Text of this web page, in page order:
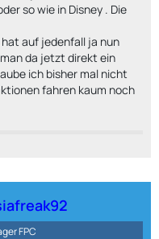
so wie in Disney . Die
auf jedenfall ja nun
da jetzt direkt ein
ich bisher mal nicht
fahren kaum noch
FPC